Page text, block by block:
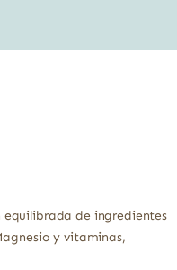
de ingredientes
y vitaminas,